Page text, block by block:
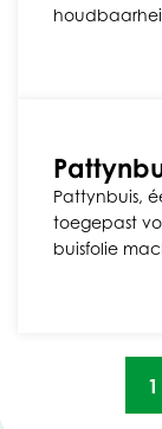
Pattynbuis,
toegepast
buisfolie
1